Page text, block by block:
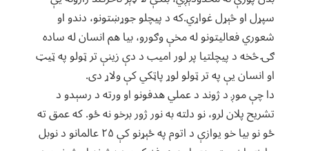
سپړل او څېړل غواړي.که د پیچلو جوړښتونو، دندو او
شعوري فعالیتونو له مخې وګورو، بیا هم انسان له ساده
ګۍ څخه د پیچلتیا پر لور امیب د دې زینې تر ټولو په ټیټ
او انسان یې په تر ټولو لوړ پاټکي کې ولاړ دی.
دا چې موږ د ژوند د عملي هدفونو او ورته د رسېدو د
تشریح پلان لرو، نو دلته به نور ژور برخو نه ځو. که عمق ته
ځو نو بیا خو یوازې د اتوم په ځېړنو کې ۲۵ عالمانو د نوبل